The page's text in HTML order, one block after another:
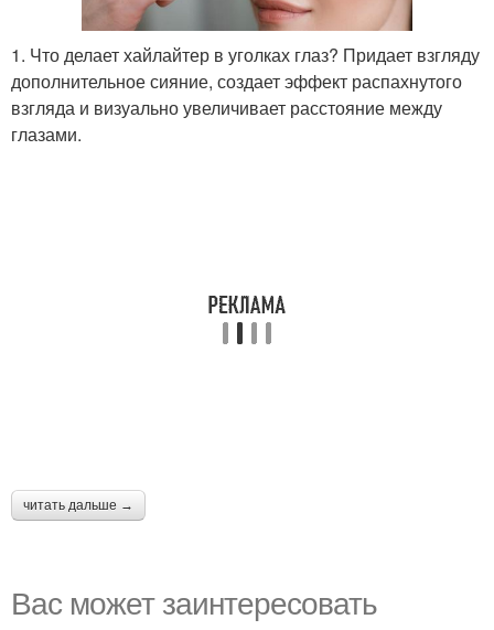
1. Что делает хайлайтер в уголках глаз? Придает взгляду
дополнительное сияние, создает эффект распахнутого
взгляда и визуально увеличивает расстояние между
глазами.
читать дальше →
Вас может заинтересовать